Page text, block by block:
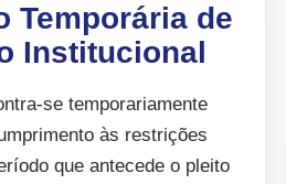
Temporária de
Institucional
se temporariamente
às restrições
que antecede o pleito